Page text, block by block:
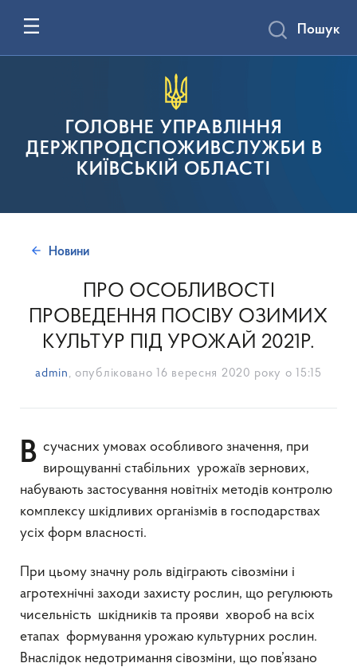
ГОЛОВНЕ УПРАВЛІННЯ
ДЕРЖПРОДСПОЖИВСЛУЖБИ В
КИЇВСЬКІЙ ОБЛАСТІ
Пошук
Новини
ПРО ОСОБЛИВОСТІ
ПРОВЕДЕННЯ ПОСІВУ ОЗИМИХ
КУЛЬТУР ПІД УРОЖАЙ 2021Р.
admin , опубліковано 16 вересня 2020 року о 15:15
В сучасних умовах особливого значення, при вирощуванні стабільних урожаїв зернових,
набувають застосування новітніх методів контролю
комплексу шкідливих організмів в господарствах
усіх форм власності.
При цьому значну роль відіграють сівозміни і
агротехнічні заходи захисту рослин, що регулюють
чисельність шкідників та прояви хвороб на всіх
етапах формування урожаю культурних рослин.
Внаслідок недотримання сівозміни, що пов’язано